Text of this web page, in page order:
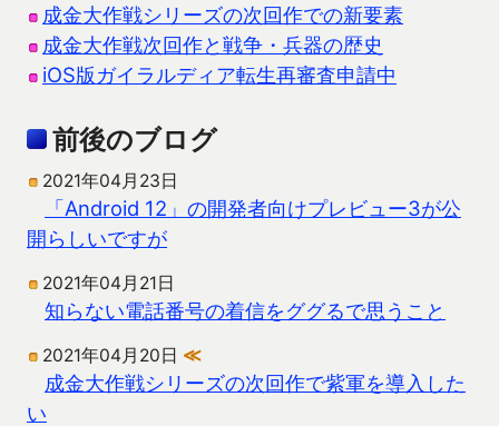
成金大作戦シリーズの次回作での新要素
成金大作戦次回作と戦争・兵器の歴史
iOS版ガイラルディア転生再審査申請中
前後のブログ
2021年04月23日
「Android 12」の開発者向けプレビュー3が公
開らしいですが
2021年04月21日
知らない電話番号の着信をググるで思うこと
2021年04月20日 ≪
成金大作戦シリーズの次回作で紫軍を導入した
い